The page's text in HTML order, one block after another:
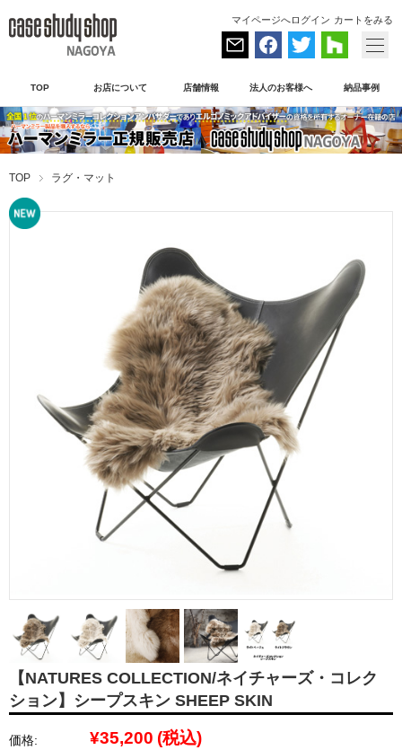
マイページへログイン カートをみる
TOP お店について 店舗情報 法人のお客様へ 納品事例
TOP ラグ・マット
【NATURES COLLECTION/ネイチャーズ・コレク
ション】シープスキン SHEEP SKIN
価格: ¥35,200 (税込)